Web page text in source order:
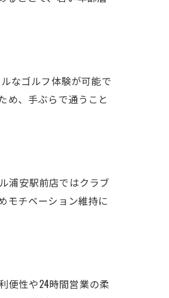
なゴルフ体験が可能で
め、手ぶらで通うこと
浦安駅前店ではクラブ
モチベーション維持に
便性や24時間営業の柔